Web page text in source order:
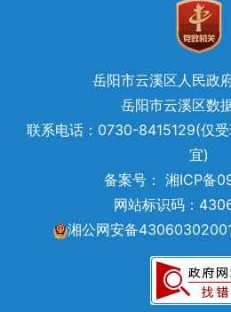
岳阳市云溪区人民政
岳阳市云溪区数
联系电话：0730-8415129(仅
宜)
备案号： 湘ICP备
网站标识码：
湘公网安备